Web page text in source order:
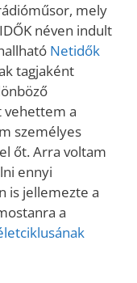
mely
néven indult
Netidők
tagjaként
vehettem a
személyes
őt. Arra voltam
ennyi
is jellemezte a
a